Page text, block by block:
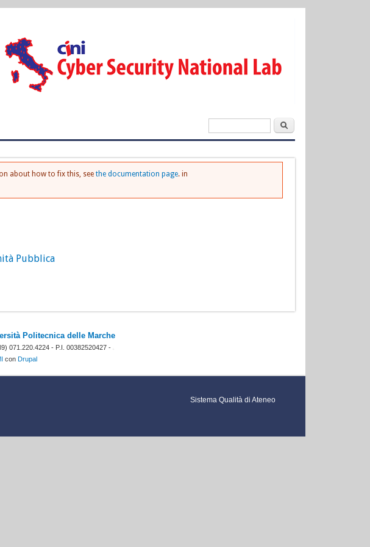
Cerca
about how to fix this, see the documentation page. in
Pubblica
Politecnica delle Marche
071.220.4224 - P.I. 00382520427 -
con Drupal
Sistema Qualità di Ateneo